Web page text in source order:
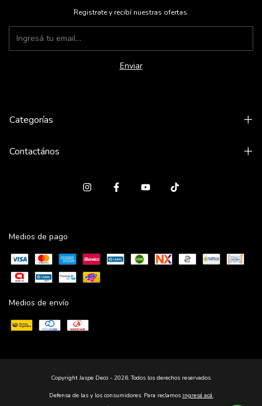
Registrate y recibí nuestras ofertas.
Categorías
Contactános
Medios de pago
Medios de envío
Copyright Jaspe Deco - 2026. Todos los derechos reservados.
Defensa de las y los consumidores. Para reclamos ingresá acá.